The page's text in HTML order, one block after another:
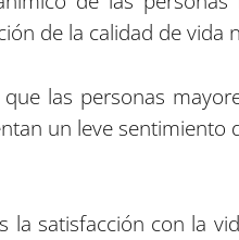
de la calidad de vida
las personas
un leve
la satisfacción con la